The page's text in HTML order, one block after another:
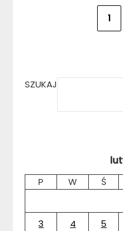
Stronicowanie
1
SZUKAJ
P W Ś
3
4 5